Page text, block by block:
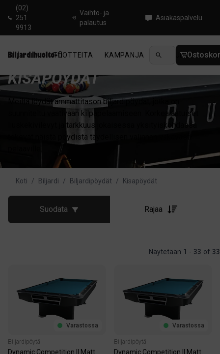
(02)
251
9913
Vaihto- ja
palautus
Asiakaspalvelu
TUOTTEITA KAMPANJA UUTUUDET
KISAPÖYDÄT
Meiltä löydät ammattitason biljardipöydät, jotka on
suunniteltu vaativaan kilpapelaamiseen. Korkealaatuiset
liuskekivilevyt ja tarkkuus jokaisessa yksityiskohdassa
tekevät näistä pöydistä täydellisen valinnan vakavasti
Koti / Biljardi / Biljardipöydät / Kisapöydät
Suodata Rajaa
Näytetään 1 - 33 of 33
Varastossa
Biljardipöytä
Dynamic Competition II Matt
Varastossa
Biljardipöytä
Dynamic Competition II Matt